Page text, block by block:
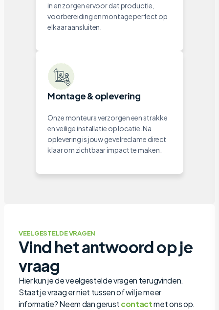
in en zorgen ervoor dat productie,
voorbereiding en montage perfect op
elkaar aansluiten.
Montage & oplevering
Onze monteurs verzorgen een strakke
en veilige installatie op locatie. Na
oplevering is jouw gevelreclame direct
klaar om zichtbaar impact te maken.
VEELGESTELDE VRAGEN
Vind het antwoord op je
vraag
Hier kun je de veelgestelde vragen terugvinden.
Staat je vraag er niet tussen of wil je meer
informatie? Neem dan gerustcontactmet ons op.